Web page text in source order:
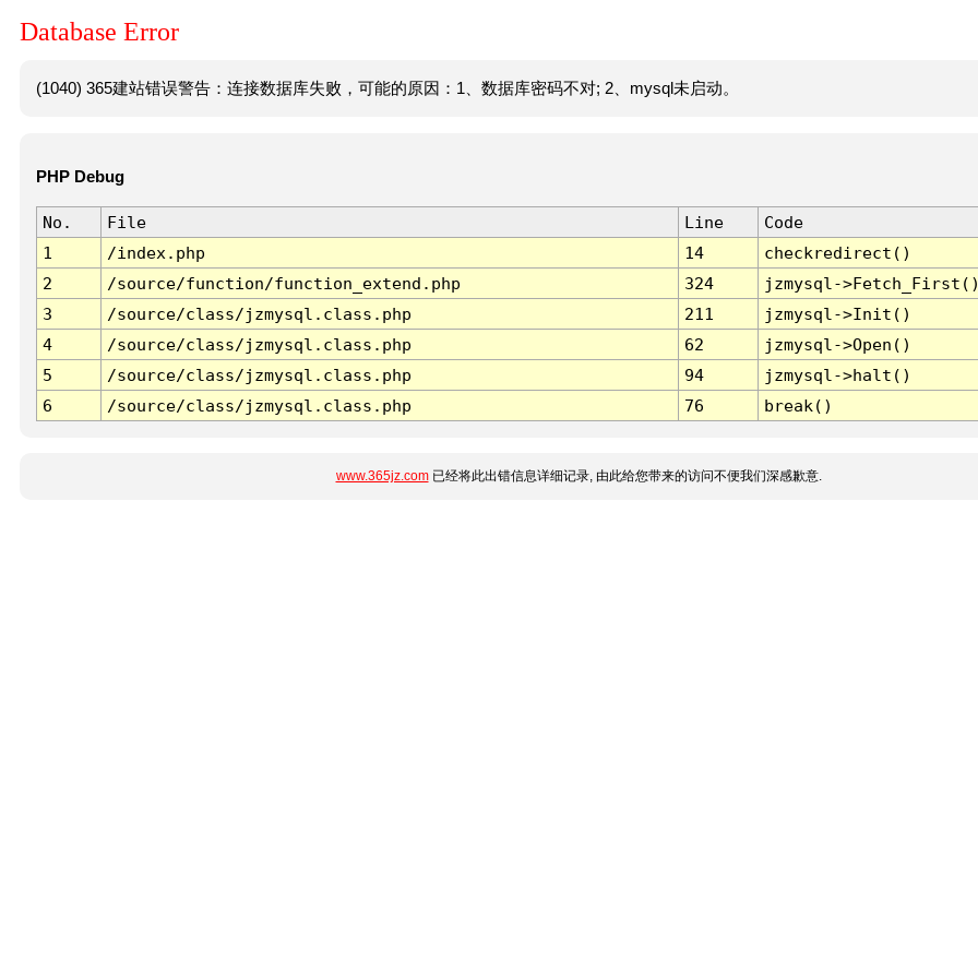
Database Error
(1040) 365建站错误警告：连接数据库失败，可能的原因：1、数据库密码不对; 2、mysql未启动。
PHP Debug
No. File Line
Code
1
/index.php 14
checkredirect()
2
/source/function/function_extend.php 324
jzmysql-
3
/source/class/jzmysql.class.php 211
jzmysql->Init()
4
/source/class/jzmysql.class.php 62
jzmysql->Open()
5
/source/class/jzmysql.class.php 94
jzmysql->halt()
6
/source/class/jzmysql.class.php 76 break()
www.365jz.com已经将此出错信息详细记录, 由此给您带来的访问不便我们深感歉意.